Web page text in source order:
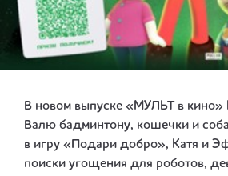
В новом выпуске «МУЛЬТ в кино»
Валю бадминтону, кошечки и
в игру «Подари добро», Катя и Эф
поиски угощения для роботов,